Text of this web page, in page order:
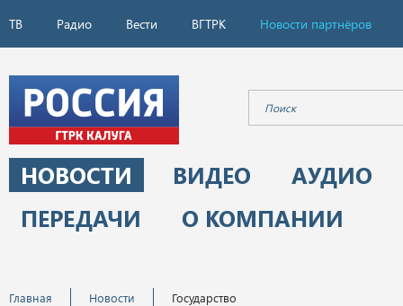
ТВ Радио Вести ВГТРК Новости партнёров
НОВОСТИ ВИДЕО
АУДИО
ПЕРЕДАЧИ
О КОМПАНИИ
Главная Новости Государство